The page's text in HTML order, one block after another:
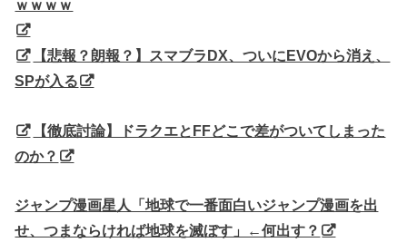
ｗｗｗｗ
【悲報？朗報？】スマブラDX、ついにEVOから消え、
SPが入る
【徹底討論】ドラクエとFFどこで差がついてしまった
のか？
ジャンプ漫画星人「地球で一番面白いジャンプ漫画を出
せ、つまならければ地球を滅ぼす」←何出す？